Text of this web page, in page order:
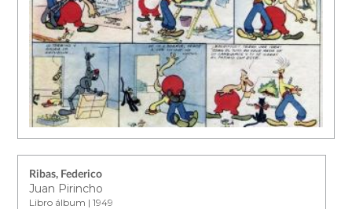
Ribas, Federico
Juan Pirincho
Libro álbum | 1949